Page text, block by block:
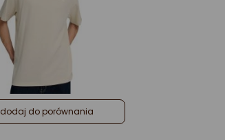
dodaj do porównania